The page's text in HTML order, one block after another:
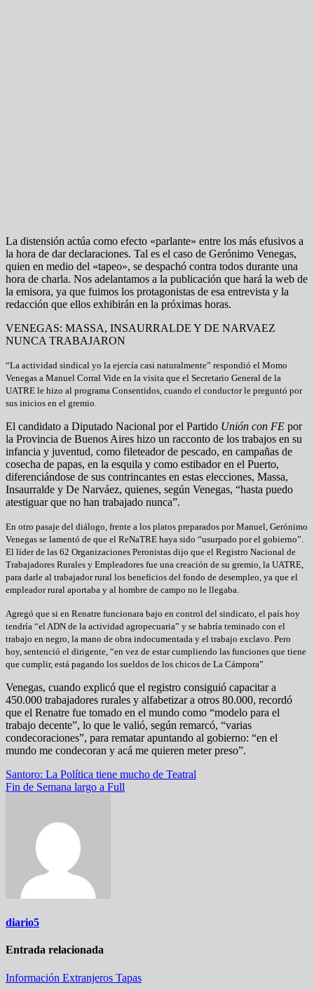
La distensión actúa como efecto «parlante» entre los más efusivos a
la hora de dar declaraciones. Tal es el caso de Gerónimo Venegas,
quien en medio del «tapeo», se despachó contra todos durante una
hora de charla. Nos adelantamos a la publicación que hará la web de
la emisora, ya que fuimos los protagonistas de esa entrevista y la
redacción que ellos exhibirán en la próximas horas.
VENEGAS: MASSA, INSAURRALDE Y DE NARVAEZ
NUNCA TRABAJARON
“La actividad sindical yo la ejercía casi naturalmente” respondió el Momo
Venegas a Manuel Corral Vide en la visita que el Secretario General de la
UATRE le hizo al programa Consentidos, cuando el conductor le preguntó por
sus inicios en el gremio.
El candidato a Diputado Nacional por el Partido Unión con FE por
la Provincia de Buenos Aires hizo un racconto de los trabajos en su
infancia y juventud, como fileteador de pescado, en campañas de
cosecha de papas, en la esquila y como estibador en el Puerto,
diferenciándose de sus contrincantes en estas elecciones, Massa,
Insaurralde y De Narváez, quienes, según Venegas, “hasta puedo
atestiguar que no han trabajado nunca”.
En otro pasaje del diálogo, frente a los platos preparados por Manuel, Gerónimo
Venegas se lamentó de que el ReNaTRE haya sido “usurpado por el gobierno”.
El líder de las 62 Organizaciones Peronistas dijo que el Registro Nacional de
Trabajadores Rurales y Empleadores fue una creación de su gremio, la UATRE,
para darle al trabajador rural los beneficios del fondo de desempleo, ya que el
empleador rural aportaba y al hombre de campo no le llegaba.
Agregó que si en Renatre funcionara bajo en control del sindicato, el país hoy
tendría “el ADN de la actividad agropecuaria” y se habría teminado con el
trabajo en negro, la mano de obra indocumentada y el trabajo exclavo. Pero
hoy, sentenció el dirigente, “en vez de estar cumpliendo las funciones que tiene
que cumplir, está pagando los sueldos de los chicos de La Cámpora”
Venegas, cuando explicó que el registro consiguió capacitar a
450.000 trabajadores rurales y alfabetizar a otros 80.000, recordó
que el Renatre fue tomado en el mundo como “modelo para el
trabajo decente”, lo que le valió, según remarcó, “varias
condecoraciones”, para rematar apuntando al gobierno: “en el
mundo me condecoran y acá me quieren meter preso”.
Navegación
de
Santoro: La Política tiene mucho de Teatral
Fin de Semana largo a Full
diario5
Entrada relacionada
Información Extranjeros Tapas